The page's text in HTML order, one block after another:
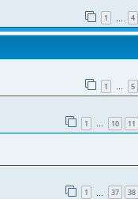
1 4
1 … 5
1 … 10 11
1 37 38